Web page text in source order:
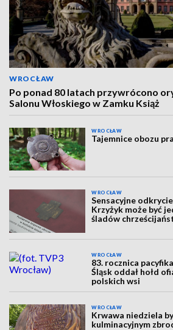
WROCŁAW
Po ponad 80 latach przywrócono
Salonu Włoskiego w Zamku Książ
WROCŁAW
Tajemnice obozu
WROCŁAW
Sensacyjne
Krzyżyk może być
śladów
WROCŁAW
83. rocznica
Śląsk oddał hołd
polskich wsi
WROCŁAW
Krwawa niedziela
kulminacyjnym